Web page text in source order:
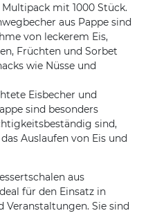
mit 1000 Stück.
aus Pappe sind
von leckerem Eis,
Früchten und Sorbet
wie Nüsse und
Eisbecher und
sind besonders
sind,
Auslaufen von Eis und
aus
für den Einsatz in
Veranstaltungen. Sie sind